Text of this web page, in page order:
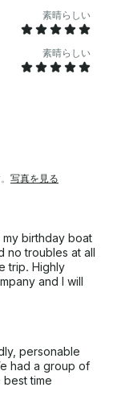
素晴らしい
素晴らしい
写真を見る
my birthday boat
no troubles at all
trip. Highly
and I will
personable
had a group of
best time